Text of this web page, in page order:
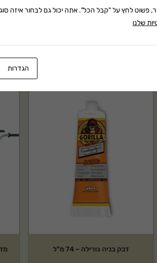
זמן
דבק בניה גורילה – 74 מ"ל
פשוט לחץ על "קבל הכל". אתה יכול גם לבחור איזה סוג
שלנו
הגדרות